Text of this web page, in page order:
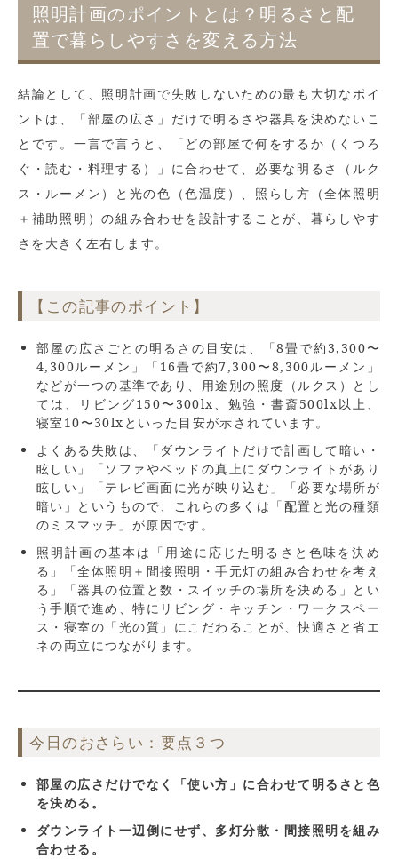
照明計画のポイントとは？明るさと配
置で暮らしやすさを変える方法
結論として、照明計画で失敗しないための最も大切なポイ
ントは、「部屋の広さ」だけで明るさや器具を決めないこ
とです。一言で言うと、「どの部屋で何をするか（くつろ
ぐ・読む・料理する）」に合わせて、必要な明るさ（ルク
ス・ルーメン）と光の色（色温度）、照らし方（全体照明
＋補助照明）の組み合わせを設計することが、暮らしやす
さを大きく左右します。
【この記事のポイント】
部屋の広さごとの明るさの目安は、「8畳で約3,300〜
4,300ルーメン」「16畳で約7,300〜8,300ルーメン」
などが一つの基準であり、用途別の照度（ルクス）とし
ては、リビング150〜300lx、勉強・書斎500lx以上、
寝室10〜30lxといった目安が示されています。
よくある失敗は、「ダウンライトだけで計画して暗い・
眩しい」「ソファやベッドの真上にダウンライトがあり
眩しい」「テレビ画面に光が映り込む」「必要な場所が
暗い」というもので、これらの多くは「配置と光の種類
のミスマッチ」が原因です。
照明計画の基本は「用途に応じた明るさと色味を決め
る」「全体照明＋間接照明・手元灯の組み合わせを考え
る」「器具の位置と数・スイッチの場所を決める」とい
う手順で進め、特にリビング・キッチン・ワークスペー
ス・寝室の「光の質」にこだわることが、快適さと省エ
ネの両立につながります。
今日のおさらい：要点３つ
部屋の広さだけでなく「使い方」に合わせて明るさと色
を決める。
ダウンライト一辺倒にせず、多灯分散・間接照明を組み
合わせる。